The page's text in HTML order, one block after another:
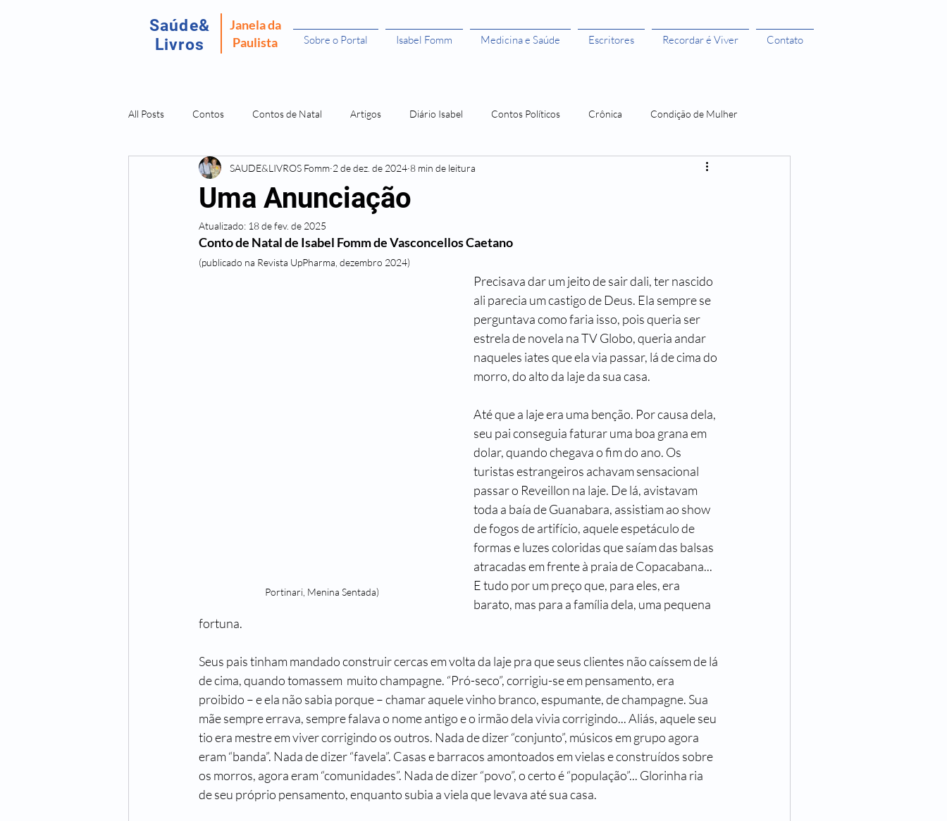
Saúde&
Livros
Janela da
Paulista
Sobre o Portal Isabel Fomm Medicina e Saúde Escritores Recordar é Viver Contato
All Posts Contos Contos de Natal Artigos Diário Isabel Contos Políticos Crônica Condição de Mulher
Recordar É Viver Fantasma da Paulista Todas as Mulheres São Bruxas"
Amostras Livros Isabel Fomm Livros leitura grátis
Orlando, santo amaro e a Guerra O Castelo dos Futuros
Um Castelo Além do Tempo Para Gostar de Ser Mulher
Uma Anunciação
SAUDE&LIVROS Fomm 2 de dez. de 2024 8 min de leitura
Atualizado: 18 de fev. de 2025
Conto de Natal de Isabel Fomm de Vasconcellos Caetano
(publicado na Revista UpPharma, dezembro 2024)
Portinari, Menina Sentada)
Precisava dar um jeito de sair dali, ter nascido
ali parecia um castigo de Deus. Ela sempre se
perguntava como faria isso, pois queria ser
estrela de novela na TV Globo, queria andar
naqueles iates que ela via passar, lá de cima do
morro, do alto da laje da sua casa.
Até que a laje era uma benção. Por causa dela,
seu pai conseguia faturar uma boa grana em
dolar, quando chegava o fim do ano. Os
turistas estrangeiros achavam sensacional
passar o Reveillon na laje. De lá, avistavam
toda a baía de Guanabara, assistiam ao show
de fogos de artifício, aquele espetáculo de
formas e luzes coloridas que saíam das balsas
atracadas em frente à praia de Copacabana...
E tudo por um preço que, para eles, era
barato, mas para a família dela, uma pequena
fortuna.
Seus pais tinham mandado construir cercas em volta da laje pra que seus clientes não caíssem de lá
de cima, quando tomassem  muito champagne. “Pró-seco”, corrigiu-se em pensamento, era
proibido – e ela não sabia porque – chamar aquele vinho branco, espumante, de champagne. Sua
mãe sempre errava, sempre falava o nome antigo e o irmão dela vivia corrigindo... Aliás, aquele seu
tio era mestre em viver corrigindo os outros. Nada de dizer “conjunto”, músicos em grupo agora
eram “banda”. Nada de dizer “favela”. Casas e barracos amontoados em vielas e construídos sobre
os morros, agora eram “comunidades”. Nada de dizer “povo”, o certo é “população”... Glorinha ria
de seu próprio pensamento, enquanto subia a viela que levava até sua casa.